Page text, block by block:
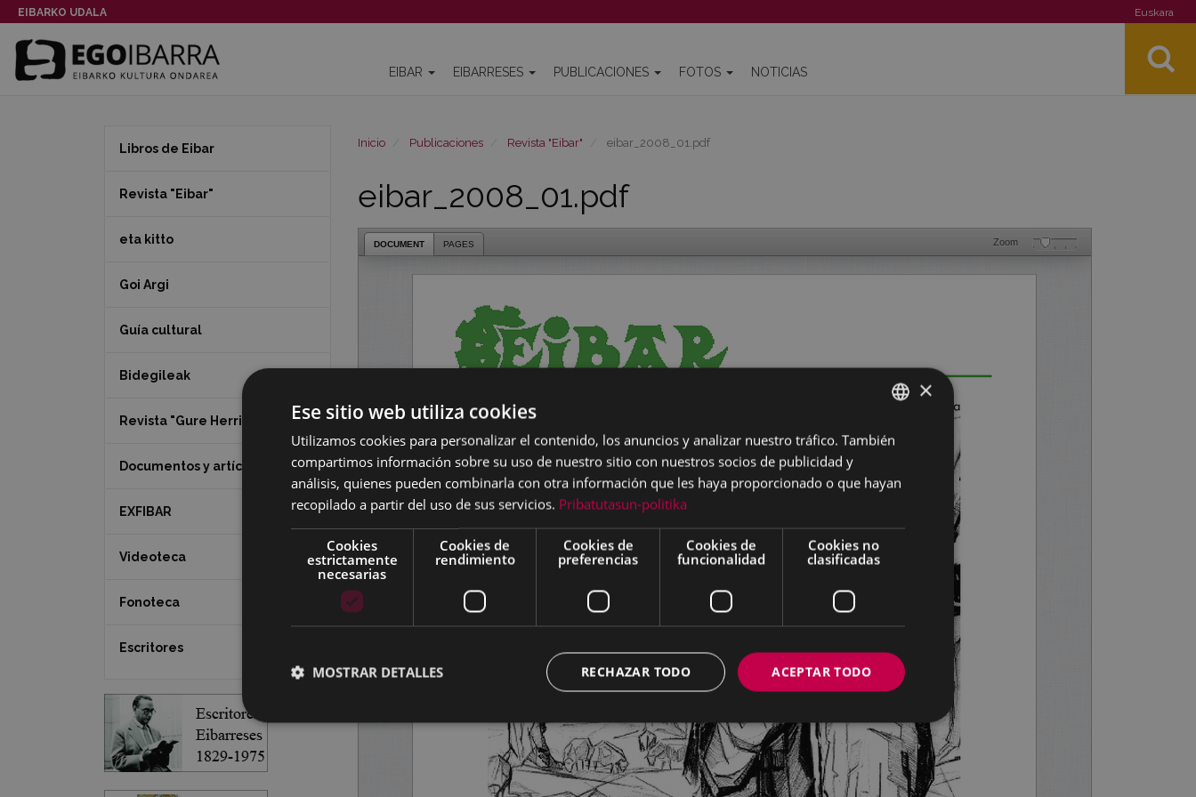
EIBARKO UDALA Euskara
EIBAR EIBARRESES PUBLICACIONES FOTOS NOTICIAS
Inicio Publicaciones Revista "Eibar" eibar_2008_01.pdf
eibar_2008_01.pdf
DOCUMENT PAGES Zoom
Libros de Eibar
Revista "Eibar"
eta kitto
Goi Argi
Guía cultural
Bidegileak
Revista "Gure Herria"
Documentos y artículos
EXFIBAR
Videoteca
Fonoteca
Escritores
BASQUE
×
Ese sitio web utiliza cookies
Utilizamos cookies para personalizar el contenido, los anuncios y analizar nuestro tráfico. También
compartimos información sobre su uso de nuestro sitio con nuestros socios de publicidad y
análisis, quienes pueden combinarla con otra información que les haya proporcionado o que hayan
recopilado a partir del uso de sus servicios. Pribatutasun-politika
Cookies
estrictamente
necesarias
Cookies de
rendimiento
Cookies de
preferencias
Cookies de
funcionalidad
Cookies no
clasificadas
ACEPTAR TODO
RECHAZAR TODO
MOSTRAR DETALLES